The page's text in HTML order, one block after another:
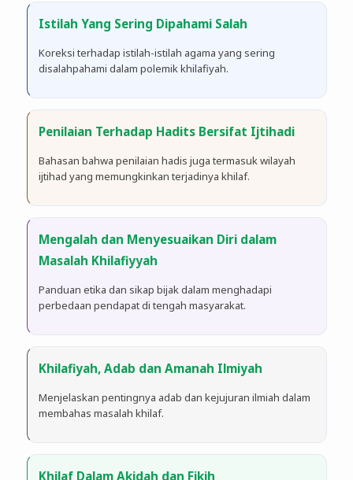
Istilah Yang Sering Dipahami Salah
Koreksi terhadap istilah-istilah agama yang sering
disalahpahami dalam polemik khilafiyah.
Penilaian Terhadap Hadits Bersifat Ijtihadi
Bahasan bahwa penilaian hadis juga termasuk wilayah
ijtihad yang memungkinkan terjadinya khilaf.
Mengalah dan Menyesuaikan Diri dalam
Masalah Khilafiyyah
Panduan etika dan sikap bijak dalam menghadapi
perbedaan pendapat di tengah masyarakat.
Khilafiyah, Adab dan Amanah Ilmiyah
Menjelaskan pentingnya adab dan kejujuran ilmiah dalam
membahas masalah khilaf.
Khilaf Dalam Akidah dan Fikih